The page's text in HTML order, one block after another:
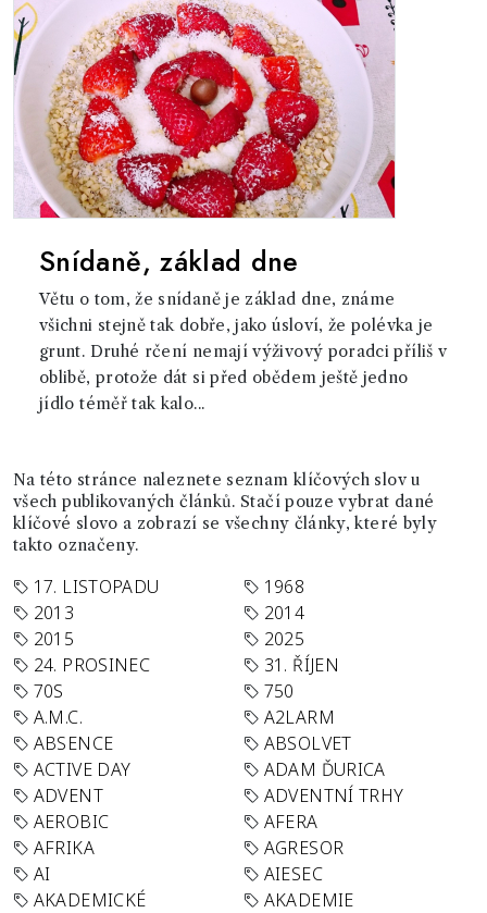
Snídaně, základ dne
Větu o tom, že snídaně je základ dne, známe
všichni stejně tak dobře, jako úsloví, že polévka je
grunt. Druhé rčení nemají výživový poradci příliš v
oblibě, protože dát si před obědem ještě jedno
jídlo téměř tak kalo...
Na této stránce naleznete seznam klíčových slov u
všech publikovaných článků. Stačí pouze vybrat dané
klíčové slovo a zobrazí se všechny články, které byly
takto označeny.
17. LISTOPADU
1968
2013
2014
2015
2025
24. PROSINEC
31. ŘÍJEN
70S
750
A.M.C.
A2LARM
ABSENCE
ABSOLVET
ACTIVE DAY
ADAM ĎURICA
ADVENT
ADVENTNÍ TRHY
AEROBIC
AFERA
AFRIKA
AGRESOR
AI
AIESEC
AKADEMICKÉ
AKADEMIE